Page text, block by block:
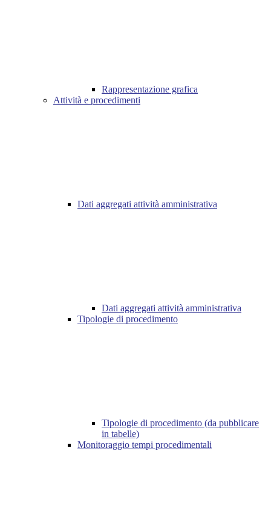
Rappresentazione grafica
Attività e procedimenti
Dati aggregati attività amministrativa
Dati aggregati attività amministrativa
Tipologie di procedimento
Tipologie di procedimento (da pubblicare
in tabelle)
Monitoraggio tempi procedimentali